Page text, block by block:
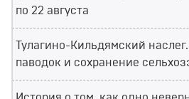
по 22 августа
Тулагино-Кильдямский
паводок и сохранение